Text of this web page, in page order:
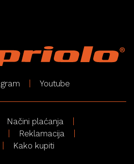
Youtube
Načini plaćanja
Reklamacija
Kako kupiti